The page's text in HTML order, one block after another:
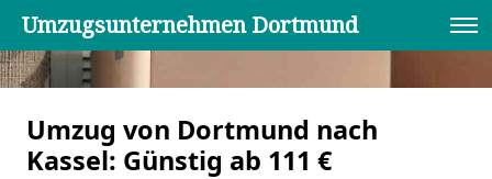
Umzugsunternehmen Dortmund
Umzug von Dortmund nach
Kassel: Günstig ab 111 €